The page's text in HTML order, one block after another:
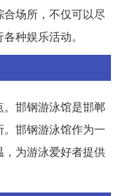
场所，不仅可以尽
种娱乐活动。
邯钢游泳馆是邯郸
邯钢游泳馆作为一
为游泳爱好者提供